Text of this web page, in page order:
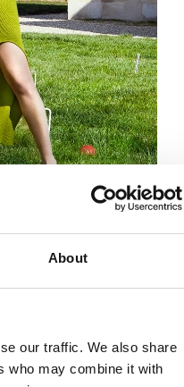
About
our traffic. We also share
who may combine it with
versatilă. Optează
timpului și pot fi